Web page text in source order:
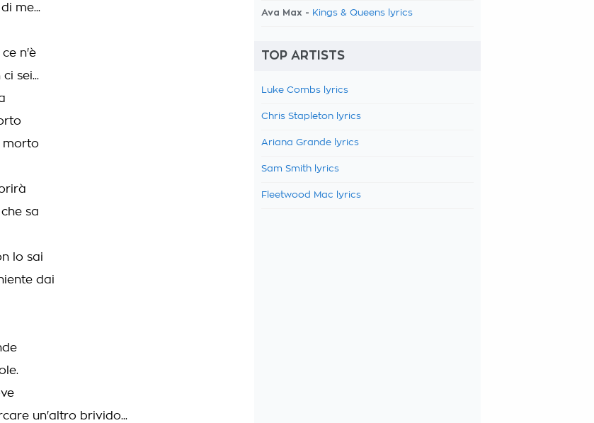
me...
n'è
sei...
morto
sa
lo sai
dai
un'altro brivido...
Ava Max - Kings & Queens lyrics
TOP ARTISTS
Luke Combs lyrics
Chris Stapleton lyrics
Ariana Grande lyrics
Sam Smith lyrics
Fleetwood Mac lyrics